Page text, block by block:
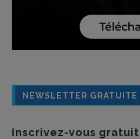
NEWSLETTER GRATUITE
Inscrivez-vous